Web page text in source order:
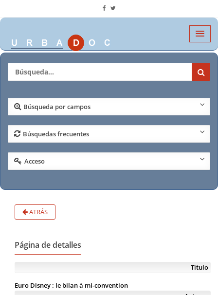
Búsqueda por campos
Búsquedas frecuentes
Acceso
ATRÁS
Página de detalles
Tìtulo
Euro Disney : le bilan à mi-convention